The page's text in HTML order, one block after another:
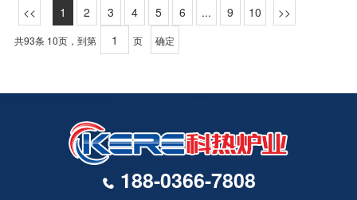
的塑料模具。
合理的燃烧系统。合理的工艺选择具有巨大的节能潜
力，并且可以用少的投资获得明显的效果。缩短加热
时间，降低加热温度，采用表面热处理代替整体热处
措施，关键在于生产技术人员要加强节能意识保存。
施。对提高回火炉热处理设备的负荷，保持连续生产
具有重要意义。从这个意义上讲，生产是非常有利
的。
警灯亮，按下“炉门关闭”按钮，炉门稳定落地后再按
燃风机约5分钟。4） 清洁后，连接气阀并打开气阀
关上的螺栓旋钮。气压正常后，打开电磁阀，关闭螺
道上的电动执行器是否在小开口处，必须在小开口处
点火。6） 依次点燃燃烧器。如果点火不成功，请等
待三分钟，然后按下复位按钮（注意：立即松开复位
按钮以避免烧坏设备）。如果点火仍然不成功，检查
脱脂烘干的不完全性，会在工件上留下大量的油和
水。在回火过程中，油和水随着温度的升高而蒸发。
由于调质炉内的压力大于炉外压力，油水溢出，在炉
有时会导致一个火和燃烧的连接线。2. 方法从以上
分析可以看出，炉膛气体从接线处冒出来的原因是没
有专门的排气通道。如果增加排气通道，上述问题将
会减少。排气口在哪里?尽管气体向上移动，为了在
的密封。呼吸机由鼓风机和导向板组成。风力涡轮机
电连接至加热元件。仅当连接了鼓风机时，加热元件
才能通电，从而使加热元件可以在通风和循环的条件
地穿过销钉固定，然后与炉体拧紧并焊接后，用钩钉
钩住销钉。手推车的耐压部分使用高铝砖砌体。下部
装有隔热砖。台车式回火炉的炉门的升降是通过滚轮
在导轨上上下滚动来实现的，先进的拉簧用于密封设
1 2 3 4 5 6 ... 9 10
共93条 10页，到第 页 确定
188-0366-7808